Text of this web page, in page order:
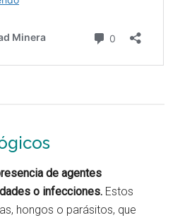
de agentes
o infecciones. Estos
hongos o parásitos, que